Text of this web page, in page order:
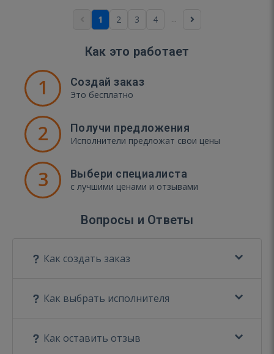
1 2 3 4 ...
Как это работает
1 Создай заказ
Это бесплатно
2 Получи предложения
Исполнители предложат свои цены
3 Выбери специалиста
с лучшими ценами и отзывами
Вопросы и Ответы
Как создать заказ
Как выбрать исполнителя
Как оставить отзыв